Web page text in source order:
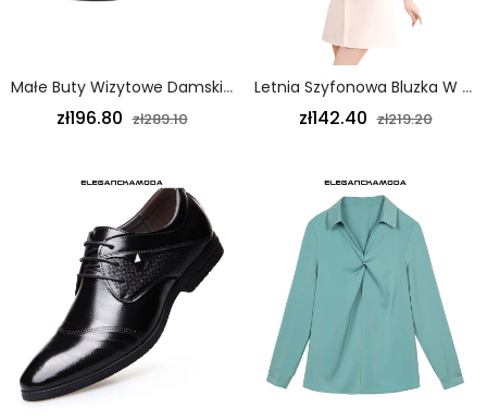
Małe Buty Wizytowe Damskie Wiosenne Płaskie Buty Leopard Czarne
zł196.80 zł289.10
Letnia Szyfonowa Bluzka W Jednolitym Kolorze Z Dekoltem W Serek I Latarnią W Kolorze Profesjonalnego Różu
zł142.40 zł219.20